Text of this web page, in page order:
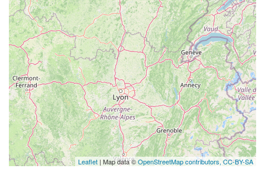
Leaflet | Map data ©OpenStreetMap contributors, CC-BY-SA